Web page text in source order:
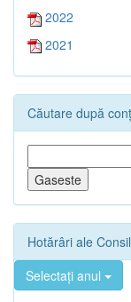
2022
2021
Căutare după
Hotărâri ale
Selectați anul